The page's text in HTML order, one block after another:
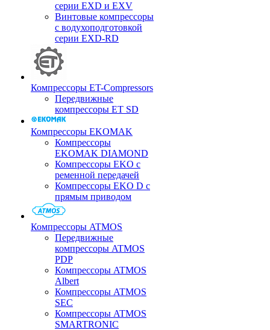
серии EXD и EXV
Винтовые компрессоры
с водухоподготовкой
серии EXD-RD
Компрессоры ET-Compressors
Передвижные
компрессоры ET SD
Компрессоры EKOMAK
Компрессоры
EKOMAK DIAMOND
Компрессоры EKO c
ременной передачей
Компрессоры EKO D с
прямым приводом
Компрессоры ATMOS
Передвижные
компрессоры ATMOS
PDP
Компрессоры ATMOS
Albert
Компрессоры ATMOS
SEC
Компрессоры ATMOS
SMARTRONIC